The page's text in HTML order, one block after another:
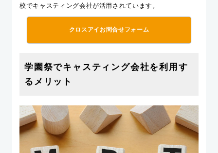
校でキャスティング会社が活用されています。
クロスアイお問合せフォーム
学園祭でキャスティング会社を利用す
るメリット